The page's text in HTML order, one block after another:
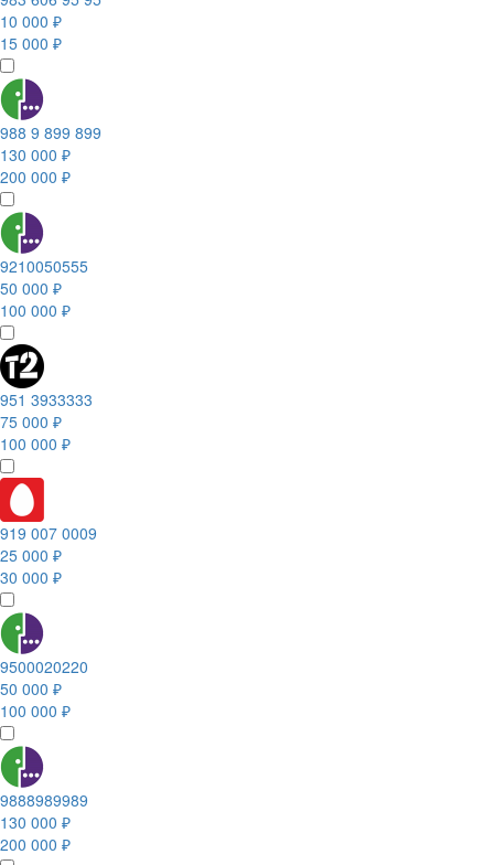
10 000 ₽
15 000 ₽
988 9 899 899
130 000 ₽
200 000 ₽
9210050555
50 000 ₽
100 000 ₽
951 3933333
75 000 ₽
100 000 ₽
919 007 0009
25 000 ₽
30 000 ₽
9500020220
50 000 ₽
100 000 ₽
9888989989
130 000 ₽
200 000 ₽